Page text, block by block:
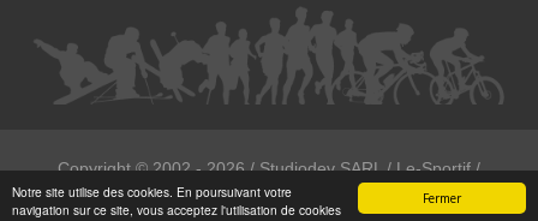
Fermer
Notre site utilise des cookies. En poursuivant votre
navigation sur ce site, vous acceptez l'utilisation de cookies
Copyright ©2002 - 2026/ Studiodev SARL / Le-Sportif /
Registration4all